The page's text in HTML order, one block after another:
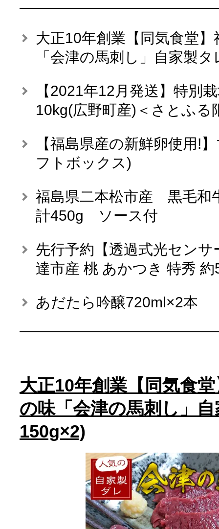
大正10年創業【同気食堂
「会津の馬刺し」自家製
【2021年12月発送】特別
10kg(広野町産)＜さとふる
【福島県産の新鮮卵使用!
フトボックス)
福島県二本松市産 黒毛和
計450g ソース付
先行予約【透過式光センサ
達市産 桃 あかつき 特秀
あだたら吟醸720ml×2本
大正10年創業【同気食
の味「会津の馬刺し」
150g×2)